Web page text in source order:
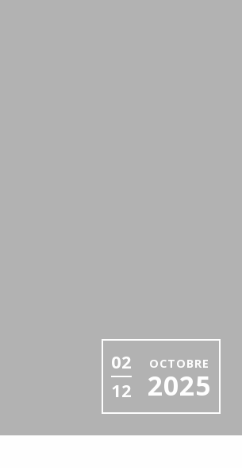
02
12
OCTOBRE
2025